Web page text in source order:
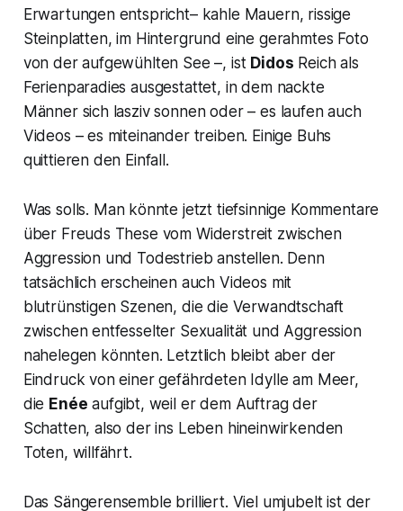
Erwartungen entspricht– kahle Mauern, rissige
Steinplatten, im Hintergrund eine gerahmtes Foto
von der aufgewühlten See –, ist Didos Reich als
Ferienparadies ausgestattet, in dem nackte
Männer sich lasziv sonnen oder – es laufen auch
Videos – es miteinander treiben. Einige Buhs
quittieren den Einfall.
Was solls. Man könnte jetzt tiefsinnige Kommentare
über Freuds These vom Widerstreit zwischen
Aggression und Todestrieb anstellen. Denn
tatsächlich erscheinen auch Videos mit
blutrünstigen Szenen, die die Verwandtschaft
zwischen entfesselter Sexualität und Aggression
nahelegen könnten. Letztlich bleibt aber der
Eindruck von einer gefährdeten Idylle am Meer,
die Enée aufgibt, weil er dem Auftrag der
Schatten, also der ins Leben hineinwirkenden
Toten, willfährt.
Das Sängerensemble brilliert. Viel umjubelt ist der